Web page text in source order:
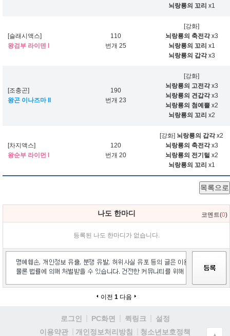
뇌랑룡의 꼬리 x1
[슬래시액스]
왕검부 라이덴 I
110
번개 25
[강화]
뇌랑룡의 축전각x3
뇌랑룡의 꼬리 x1
뇌랑룡의 갑각x3
[조충곤]
왕곤 이나즈마 II
190
번개 23
[강화]
뇌랑룡의 고전각x3
뇌랑룡의 견갑각x3
뇌랑룡의 첨예뿔x2
뇌랑룡의 꼬리 x2
[차지액스]
왕순부 라이먼 I
120
번개 20
[강화] 뇌랑룡의 갑각x2
뇌랑룡의 축전각x3
뇌랑룡의 전기털 x2
뇌랑룡의 꼬리 x1
목록으로
나도 한마디 코멘트(0)
등록된 나도 한마디가 없습니다.
이전 1 다음
로그인 PC화면 퀵링크
설정
이용약관
개인정보처리방침 청소년보호정책